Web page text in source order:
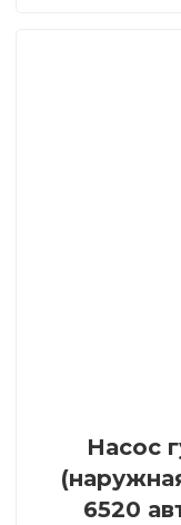
Насос
6520